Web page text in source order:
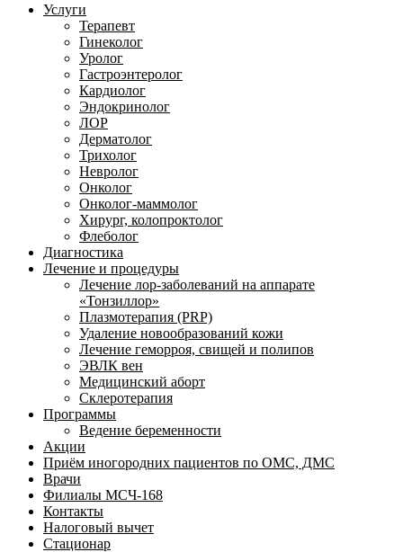
Услуги
Терапевт
Гинеколог
Уролог
Гастроэнтеролог
Кардиолог
Эндокринолог
ЛОР
Дерматолог
Трихолог
Невролог
Онколог
Онколог-маммолог
Хирург, колопроктолог
Флеболог
Диагностика
Лечение и процедуры
Лечение лор-заболеваний на аппарате
«Тонзиллор»
Плазмотерапия (PRP)
Удаление новообразований кожи
Лечение геморроя, свищей и полипов
ЭВЛК вен
Медицинский аборт
Склеротерапия
Программы
Ведение беременности
Акции
Приём иногородних пациентов по ОМС, ДМС
Врачи
Филиалы МСЧ-168
Контакты
Налоговый вычет
Стационар